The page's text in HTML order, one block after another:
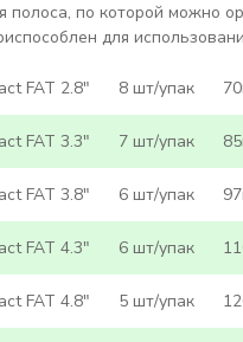
полоса, по которой можно
для
FAT 2.8" 8 шт/упак
FAT 3.3" 7 шт/упак
FAT 3.8" 6 шт/упак
FAT 4.3" 6 шт/упак
FAT 4.8" 5 шт/упак